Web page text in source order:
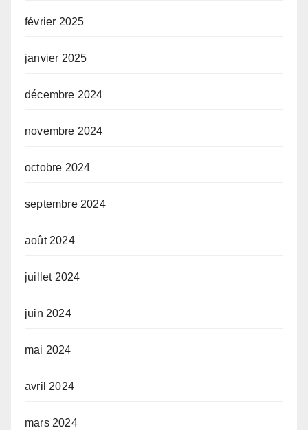
février 2025
janvier 2025
décembre 2024
novembre 2024
octobre 2024
septembre 2024
août 2024
juillet 2024
juin 2024
mai 2024
avril 2024
mars 2024